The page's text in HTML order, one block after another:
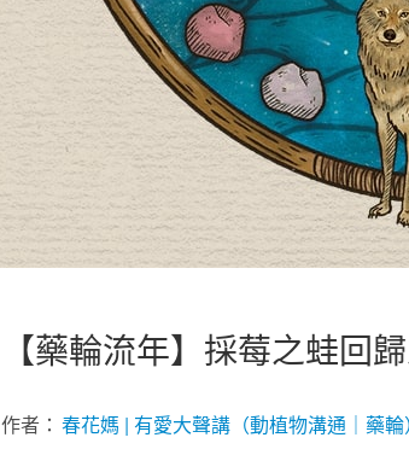
【藥輪流年】採莓之蛙回
作者： 春花媽 | 有愛大聲講（動植物溝通｜藥輪）